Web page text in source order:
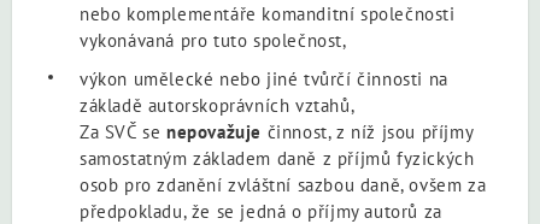
nebo komplementáře komanditní společnosti
vykonávaná pro tuto společnost,
výkon umělecké nebo jiné tvůrčí činnosti na
základě autorskoprávních vztahů,
Za SVČ se nepovažuje činnost, z níž jsou příjmy
samostatným základem daně z příjmů fyzických
osob pro zdanění zvláštní sazbou daně, ovšem za
předpokladu, že se jedná o příjmy autorů za